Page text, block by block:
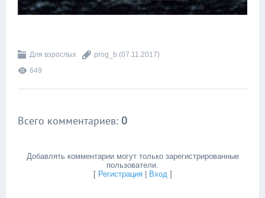
Для взрослых prog_b (07.11.2017)
649
Всего комментариев: 0
Добавлять комментарии могут только зарегистрированные
пользователи.
[ Регистрация| Вход]